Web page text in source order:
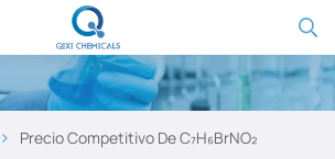
Precio Competitivo De C₇H₆BrNO₂